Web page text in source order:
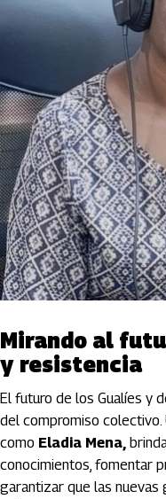
Mirando al
y resistencia
El futuro de los Gualíes y
del compromiso
como Eladia Mena,
conocimientos, fomentar
garantizar que las nuevas